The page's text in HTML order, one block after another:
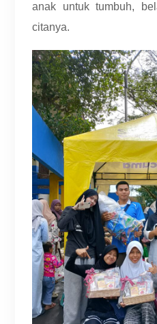
anak untuk tumbuh,
citanya.